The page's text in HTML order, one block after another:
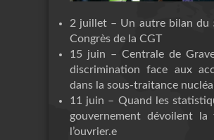
2 juillet – Un autre bilan du
Congrès de la CGT
15 juin – Centrale de
discrimination face aux
dans la sous-traitance
11 juin – Quand les
gouvernement dévoilent la
l’ouvrier.e